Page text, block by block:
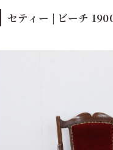
セティー | ビーチ